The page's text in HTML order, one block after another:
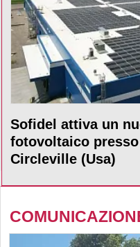
Sofidel attiva un
fotovoltaico
Circleville (Usa)